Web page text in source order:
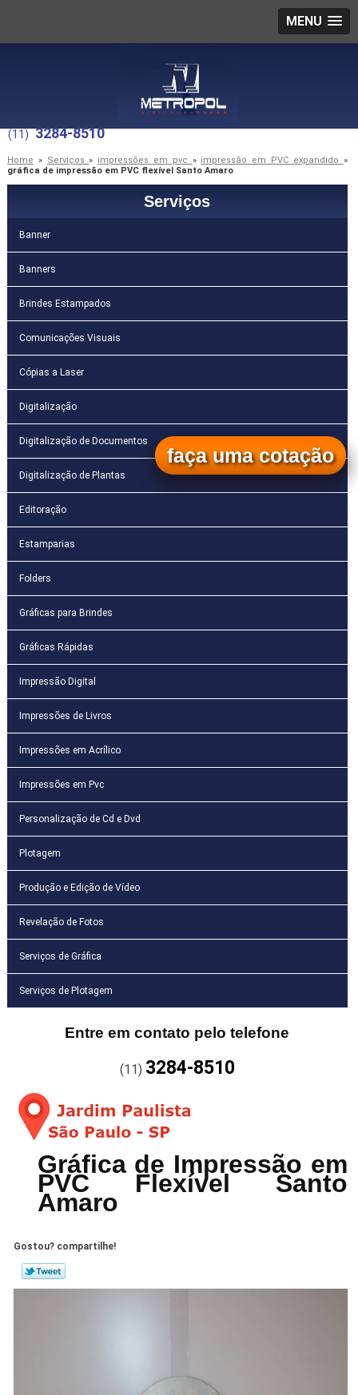
MENU
(11) 3284-8510
Home » Serviços» impressões em pvc » impressão em PVC expandido »
gráfica de impressão em PVC flexível Santo Amaro
Serviços
Banner
Banners
Brindes Estampados
Comunicações Visuais
Cópias a Laser
Digitalização
Digitalização de Documentos
Digitalização de Plantas
Editoração
Estamparias
Folders
Gráficas para Brindes
Gráficas Rápidas
Impressão Digital
Impressões de Livros
Impressões em Acrílico
Impressões em Pvc
Personalização de Cd e Dvd
Plotagem
Produção e Edição de Vídeo
Revelação de Fotos
Serviços de Gráfica
Serviços de Plotagem
Entre em contato pelo telefone
(11) 3284-8510
Gráfica de Impressão em
PVC Flexível Santo
Amaro
Gostou? compartilhe!
faça uma cotação